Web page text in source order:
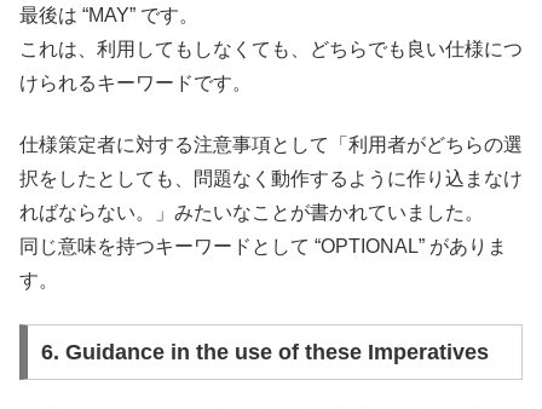
最後は “MAY” です。
これは、利用してもしなくても、どちらでも良い仕様につ
けられるキーワードです。
仕様策定者に対する注意事項として「利用者がどちらの選
択をしたとしても、問題なく動作するように作り込まなけ
ればならない。」みたいなことが書かれていました。
同じ意味を持つキーワードとして “OPTIONAL” がありま
す。
6. Guidance in the use of these Imperatives